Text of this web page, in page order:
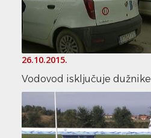
26.10.2015.
Vodovod isključuje dužnike